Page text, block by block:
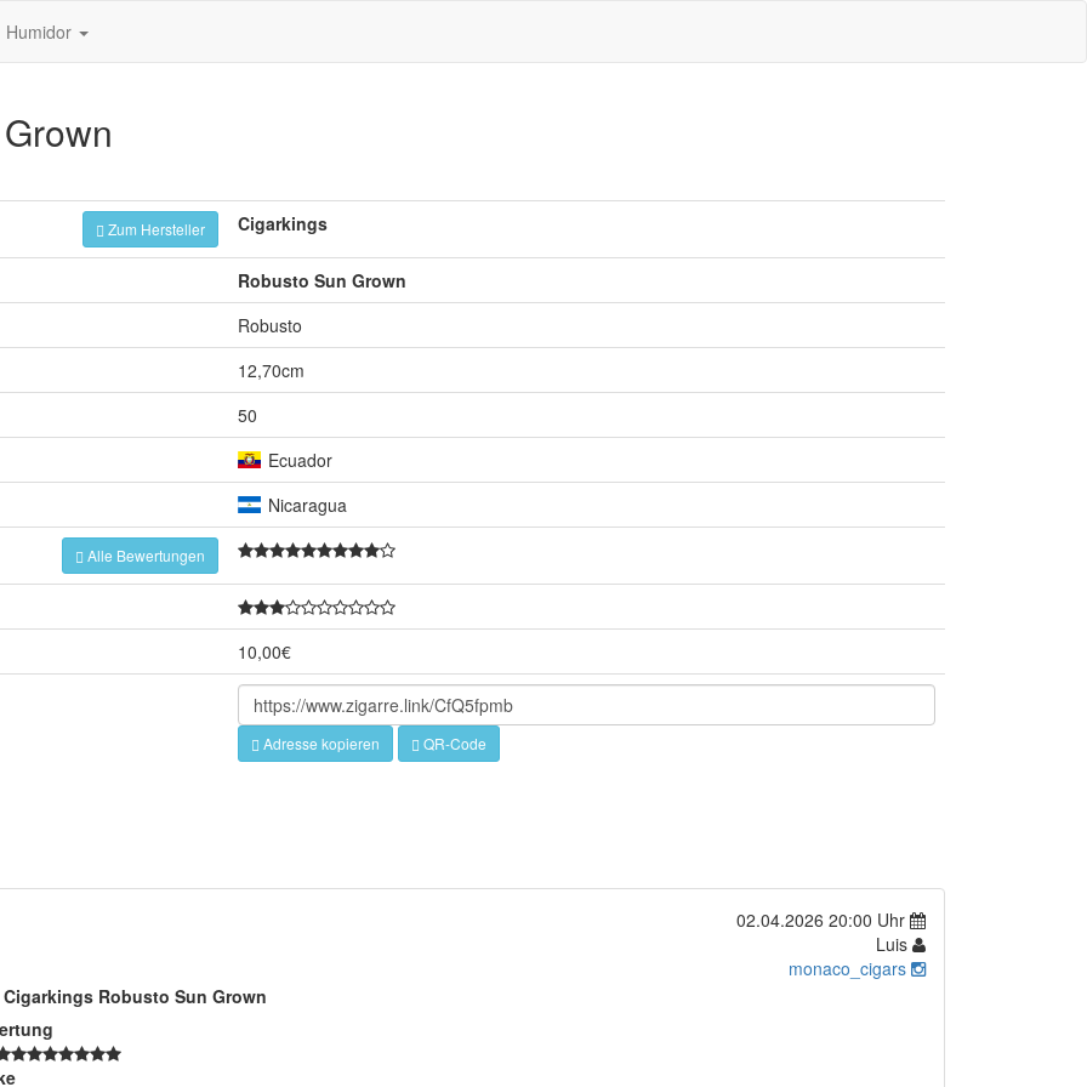
Humidor
Zum Hersteller Cigarkings
Robusto Sun Grown
Robusto
12,70cm
50
Ecuador
Nicaragua
Alle Bewertungen
10,00€
Adresse kopieren QR-Code
02.04.2026 20:00 Uhr
Luis
monaco_cigars
Cigarkings Robusto Sun Grown